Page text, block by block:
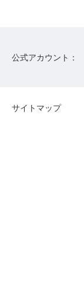
公式アカウント：
サイトマップ